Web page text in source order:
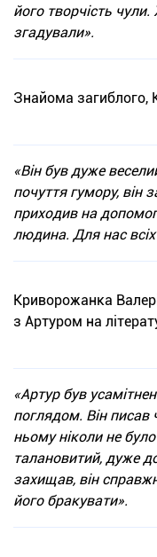
його творчість
згадували».
Знайома загиблого,
«Він був дуже
почуття гумору, він
приходив на
людина. Для нас
Криворожанка
з Артуром на
«Артур був
поглядом. Він писав
ньому ніколи не
талановитий, дуже
захищав, він
його бракувати».